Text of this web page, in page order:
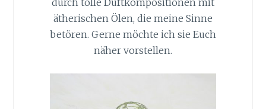
ätherischen Ölen, die meine Sinne
betören. Gerne möchte ich sie Euch
näher vorstellen.